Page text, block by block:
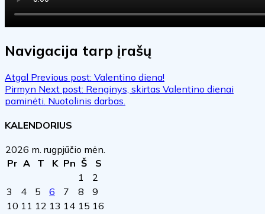
Navigacija tarp įrašų
Atgal Previous post: Valentino diena!
Pirmyn Next post: Renginys, skirtas Valentino dienai
paminėti. Nuotolinis darbas.
KALENDORIUS
2026 m. rugpjūčio mėn.
Pr A T K Pn Š
S
1
2
3
4 5 6 7 8
9
10 11 12 13 14 15 16